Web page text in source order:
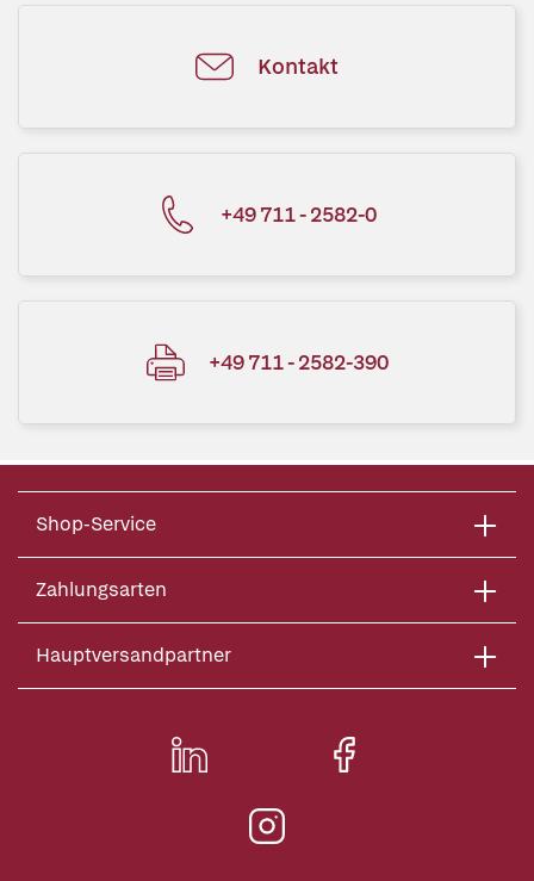
Kontakt
+49 711 - 2582-0
+49 711 - 2582-390
Shop-Service
Zahlungsarten
Hauptversandpartner